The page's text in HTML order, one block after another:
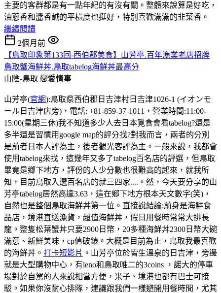
主要的客群都是有一點年紀的有沒有關。整體來說算是好吃，
油蔥香和醬香鹹的平橫度也挺好，特別喜歡滿滿的韭菜香。
繼續閱讀
2個月前
【鳥取印象第133回-西伯郡美食】山芳亭.百年漁業老店招牌
鳥取蟹海鮮丼.鳥取tabelog海鮮丼最高分
山陰-鳥取 戀愛情事
山芳亭(官網):鳥取県西伯郡日吉津村日吉津1026-1 (イオンモ
ール日吉津店旁)，電話: +81-859-37-1011，營業時間:11:00-
15:00(星期三休)我不知道多少人去日本覓食會看tabelog?還是
多半還是習慣用google map的評分找?對我而言，兩者的分別
是前者日本人評為主，後者觀光客評為主。一般來說，我都會
使用tabelog來找，這幾年又多了tabelog百名店的評選，但鳥取
畢竟是鄉下地方，評份的人少分數也很難高的起來，就我所
知，目前鳥取入選百名店的就三四家....。然，今天要分享的山
芳亭tabelog居然高達3.63，這在鄉下地方根本天文數字(笑)，
自然也是整個鳥取海鮮丼第一位。直接說結論:前身是海鮮食
品店，境港直送漁貨，超值海鮮丼，假日用餐時常常大排長
龍。整隻松葉蟹丼只要2900日幣，20多種海鮮丼2300日幣大碗
滿意、新鮮美味，cp值破錶。大概是目前為止，鳥取我最喜歡
的海鮮丼。 打卡短影片 。山芳亭位於皆生溫泉的日吉津，旁邊
就是大型購物中心，有leno和鳥取唯二的3coins ，諾大的停車
場對於自駕的人來說相當方便，米子、境港也都有巴士可接
駁。如果你沒耐心排隊，建議跟我們一樣避開用餐時間，尤其